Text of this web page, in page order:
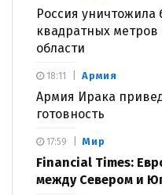
Россия уничтожила
квадратных метров
области
Армия
Армия Ирака
готовность
18:11
Мир
Financial Times:
между Севером и
17:59